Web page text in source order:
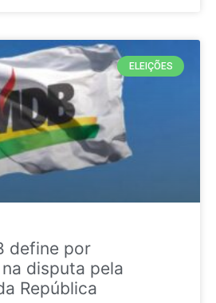
ELEIÇÕES
define por
disputa pela
República